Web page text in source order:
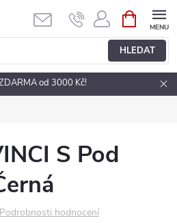
HLEDAT
NÁKUPNÍ
KOŠÍK
od 3000 Kč!
S Pod
Podrobnosti hodnocení